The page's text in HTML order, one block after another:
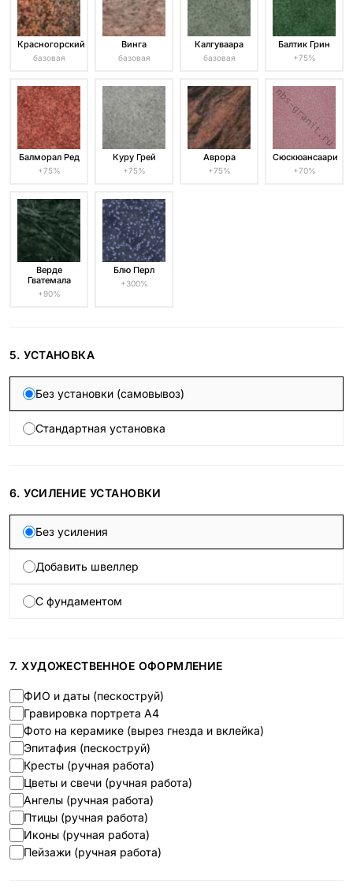
Красногорский
базовая
Винга
базовая
Калгуваара
базовая
Балтик Грин
+75%
Балморал Ред
+75%
Куру Грей
+75%
Аврора
+75%
Сюскюансаари
+70%
Верде
Гватемала
+90%
Блю Перл
+300%
5. УСТАНОВКА
Без установки (самовывоз)
Стандартная установка
6. УСИЛЕНИЕ УСТАНОВКИ
Без усиления
Добавить швеллер
С фундаментом
7. ХУДОЖЕСТВЕННОЕ ОФОРМЛЕНИЕ
ФИО и даты (пескоструй)
Гравировка портрета А4
Фото на керамике (вырез гнезда и вклейка)
Эпитафия (пескоструй)
Кресты (ручная работа)
Цветы и свечи (ручная работа)
Ангелы (ручная работа)
Птицы (ручная работа)
Иконы (ручная работа)
Пейзажи (ручная работа)